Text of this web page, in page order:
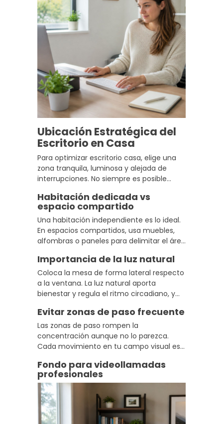
Ubicación Estratégica del
Escritorio en Casa
Para optimizar escritorio casa, elige una
zona tranquila, luminosa y alejada de
interrupciones. No siempre es posible
criterio se puede sacar partido a casi
cualquier rincón.
Habitación dedicada vs
espacio compartido
Una habitación independiente es lo ideal.
En espacios compartidos, usa muebles,
alfombras o paneles para delimitar el área
diferenciada que tu cerebro necesita
para activarse.
Importancia de la luz natural
Coloca la mesa de forma lateral respecto
a la ventana. La luz natural aporta
bienestar y regula el ritmo circadiano, y
directos que obligan a forzar la vista
durante horas.
Evitar zonas de paso frecuente
Las zonas de paso rompen la
concentración aunque no lo parezca.
Cada movimiento en tu campo visual es
un rincón donde el tráfico doméstico no
interfiera con tu trabajo.
Fondo para videollamadas
profesionales